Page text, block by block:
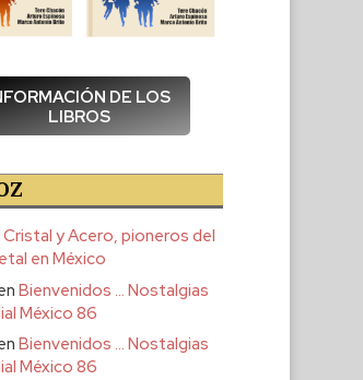
DE LOS
LIBROS
Cristal y Acero, pioneros del
en México
Bienvenidos … Nostalgias
México 86
Bienvenidos … Nostalgias
México 86